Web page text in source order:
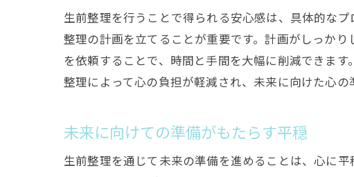
生前整理を行うことで得られる安心感は、具体的な
整理の計画を立てることが重要です。計画がしっか
を依頼することで、時間と手間を大幅に削減できま
整理によって心の負担が軽減され、未来に向けた心
未来に向けての準備がもたらす平穏
生前整理を通じて未来の準備を進めることは、心に